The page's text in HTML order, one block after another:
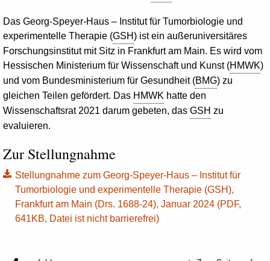
Das Georg-Speyer-Haus – Institut für Tumorbiologie und
experimentelle Therapie (GSH) ist ein außeruniversitäres
Forschungsinstitut mit Sitz in Frankfurt am Main. Es wird vom
Hessischen Ministerium für Wissenschaft und Kunst (HMWK)
und vom Bundesministerium für Gesundheit (BMG) zu
gleichen Teilen gefördert. Das HMWK hatte den
Wissenschaftsrat 2021 darum gebeten, das GSH zu
evaluieren.
Zur Stellungnahme
Stellungnahme zum Georg-Speyer-Haus – Institut für
Tumorbiologie und experimentelle Therapie (GSH),
Frankfurt am Main (Drs. 1688-24), Januar 2024 (PDF,
641KB, Datei ist nicht barrierefrei)